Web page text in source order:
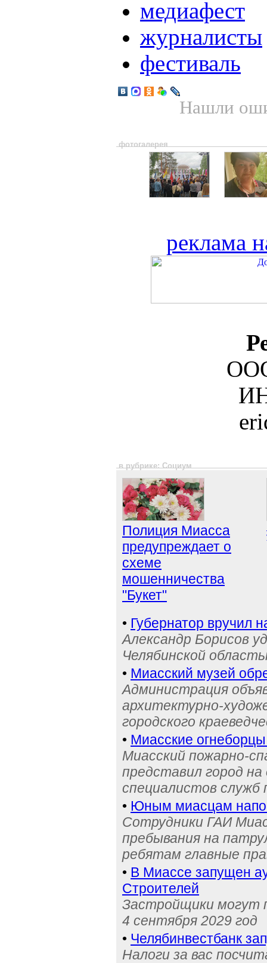
медиафест
журналисты
фестиваль
Нашли
фотогалерея
реклама
в рубрике: Социум
Полиция Миасса
предупреждает о
схеме
мошенничества
"Букет"
• Губернатор вручил
Александр Борисов
Челябинской
• Миасский музей
Администрация
архитектурно-
городского
• Миасские
Миасский пожарно-
представил город
специалистов
• Юным миасцам
Сотрудники ГАИ
пребывания на
ребятам главные
• В Миассе запущен
Строителей
Застройщики могут
4 сентября 2029 год
• Челябинвестбанк
Налоги за вас